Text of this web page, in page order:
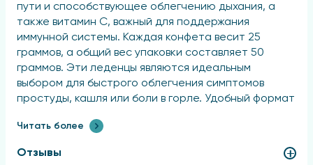
пути и способствующее облегчению дыхания, а
также витамин С, важный для поддержания
иммунной системы. Каждая конфета весит 25
граммов, а общий вес упаковки составляет 50
граммов. Эти леденцы являются идеальным
выбором для быстрого облегчения симптомов
простуды, кашля или боли в горле. Удобный формат
путешествие или на работу. Вкусные и полезные,
Читать более
Отзывы